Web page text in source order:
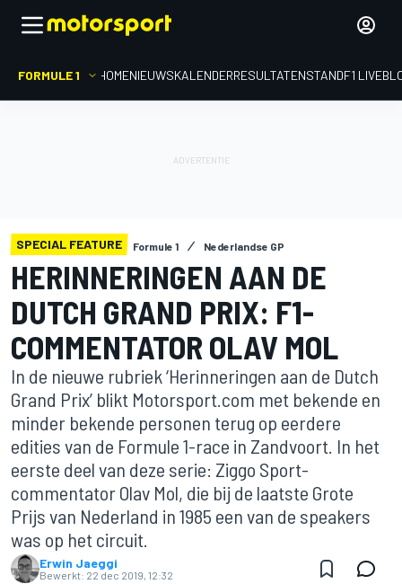
FORMULE 1 HOMENIEUWSKALENDERRESULTATENSTANDF1
SPECIAL FEATURE Formule 1 Nederlandse GP
HERINNERINGEN AAN DE
DUTCH GRAND PRIX: F1-
COMMENTATOR OLAV MOL
In de nieuwe rubriek ‘Herinneringen aan de Dutch
Grand Prix’ blikt Motorsport.com met bekende en
minder bekende personen terug op eerdere
edities van de Formule 1-race in Zandvoort. In het
eerste deel van deze serie: Ziggo Sport-
commentator Olav Mol, die bij de laatste Grote
Prijs van Nederland in 1985 een van de speakers
was op het circuit.
Erwin Jaeggi
Bewerkt: 22 dec 2019, 12:32